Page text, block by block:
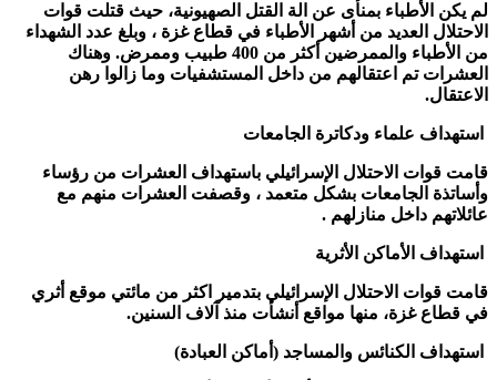
لم يكن الأطباء بمنأى عن الة القتل الصهيونية، حيث قتلت قوات
الاحتلال العديد من أشهر الأطباء في قطاع غزة ، وبلغ عدد الشهداء
من الأطباء والممرضين أكثر من 400 طبيب وممرض. وهناك
العشرات تم اعتقالهم من داخل المستشفيات وما زالوا رهن
الاعتقال.
استهداف علماء ودكاترة الجامعات
قامت قوات الاحتلال الإسرائيلي باستهداف العشرات من رؤساء
وأساتذة الجامعات بشكل متعمد ، وقصفت العشرات منهم مع
عائلاتهم داخل منازلهم .
استهداف الأماكن الأثرية
قامت قوات الاحتلال الإسرائيلي بتدمير اكثر من مائتي موقع أثري
في قطاع غزة، منها مواقع أنشأت منذ آلاف السنين.
استهداف الكنائس والمساجد (أماكن العبادة)